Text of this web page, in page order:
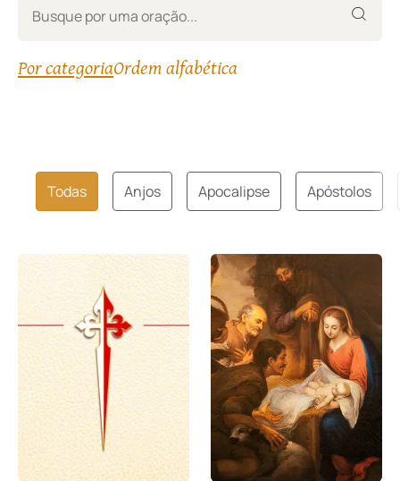
Por categoriaOrdem alfabética
Todas Anjos Apocalipse Apóstolos